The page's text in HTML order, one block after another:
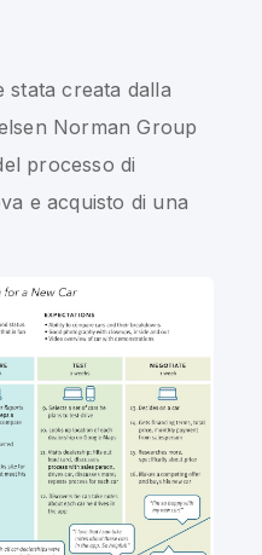
stata creata dalla
Norman Group
processo di
e acquisto di una